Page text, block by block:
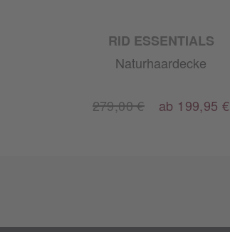
RID ESSENTIALS
Naturhaardecke
279,00 € ab 199,95 €